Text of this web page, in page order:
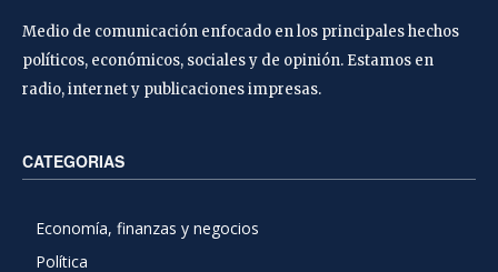
Medio de comunicación enfocado en los principales hechos
políticos, económicos, sociales y de opinión. Estamos en
radio, internet y publicaciones impresas.
CATEGORIAS
Economía, finanzas y negocios
Política